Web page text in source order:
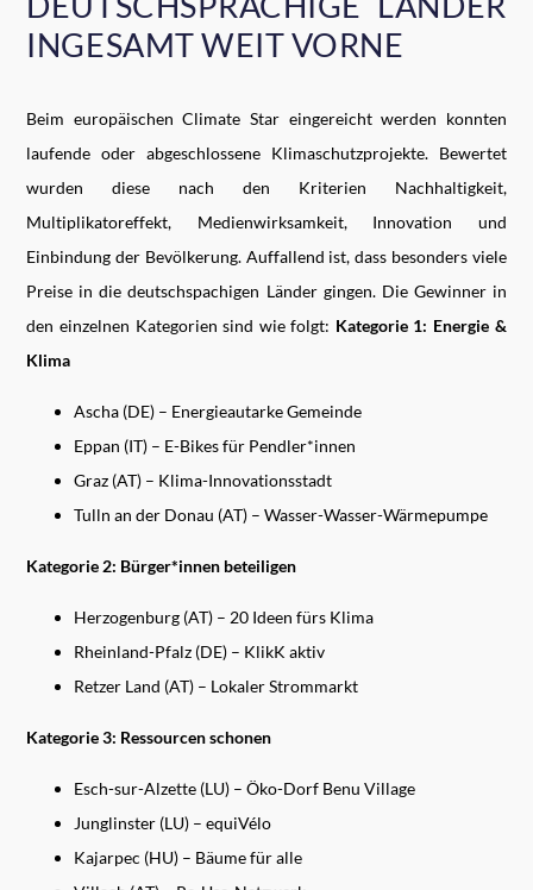
INGESAMT WEIT VORNE
Beim europäischen Climate Star eingereicht werden konnten
laufende oder abgeschlossene Klimaschutzprojekte. Bewertet
wurden diese nach den Kriterien Nachhaltigkeit,
Multiplikatoreffekt, Medienwirksamkeit, Innovation und
Einbindung der Bevölkerung. Auffallend ist, dass besonders viele
Preise in die deutschspachigen Länder gingen. Die Gewinner in
den einzelnen Kategorien sind wie folgt: Kategorie 1: Energie &
Klima
Ascha (DE) – Energieautarke Gemeinde
Eppan (IT) – E-Bikes für Pendler*innen
Graz (AT) – Klima-Innovationsstadt
Tulln an der Donau (AT) – Wasser-Wasser-Wärmepumpe
Kategorie 2: Bürger*innen beteiligen
Herzogenburg (AT) – 20 Ideen fürs Klima
Rheinland-Pfalz (DE) – KlikK aktiv
Retzer Land (AT) – Lokaler Strommarkt
Kategorie 3: Ressourcen schonen
Esch-sur-Alzette (LU) – Öko-Dorf Benu Village
Junglinster (LU) – equiVélo
Kajarpec (HU) – Bäume für alle